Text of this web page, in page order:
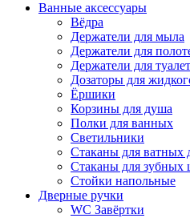
Ванные аксессуары
Вёдра
Держатели для мыла
Держатели для
Держатели для
Дозаторы для
Ёршики
Корзины для душа
Полки для ванных
Светильники
Стаканы для ватных
Стаканы для зубных
Стойки напольные
Дверные ручки
WC Завёртки